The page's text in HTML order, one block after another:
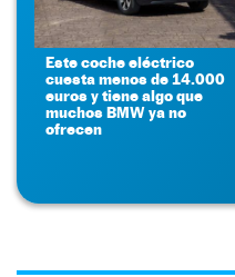
Este coche eléctrico
cuesta menos de 14.000
euros y tiene algo que
muchos BMW ya no
ofrecen